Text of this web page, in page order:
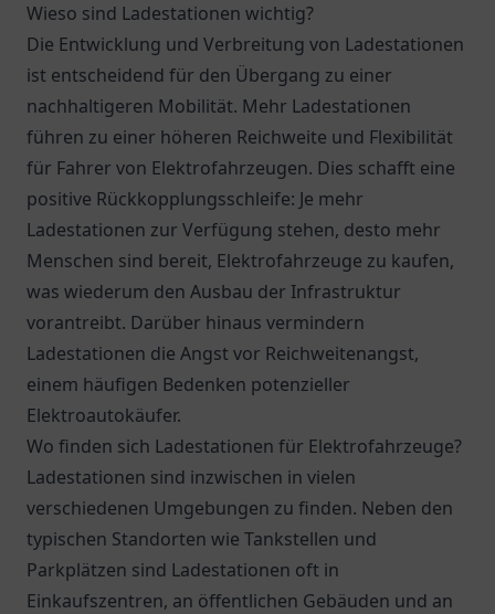
Wieso sind Ladestationen wichtig?
Die Entwicklung und Verbreitung von Ladestationen
ist entscheidend für den Übergang zu einer
nachhaltigeren Mobilität. Mehr Ladestationen
führen zu einer höheren Reichweite und Flexibilität
für Fahrer von Elektrofahrzeugen. Dies schafft eine
positive Rückkopplungsschleife: Je mehr
Ladestationen zur Verfügung stehen, desto mehr
Menschen sind bereit, Elektrofahrzeuge zu kaufen,
was wiederum den Ausbau der Infrastruktur
vorantreibt. Darüber hinaus vermindern
Ladestationen die Angst vor Reichweitenangst,
einem häufigen Bedenken potenzieller
Elektroautokäufer.
Wo finden sich Ladestationen für Elektrofahrzeuge?
Ladestationen sind inzwischen in vielen
verschiedenen Umgebungen zu finden. Neben den
typischen Standorten wie Tankstellen und
Parkplätzen sind Ladestationen oft in
Einkaufszentren, an öffentlichen Gebäuden und an